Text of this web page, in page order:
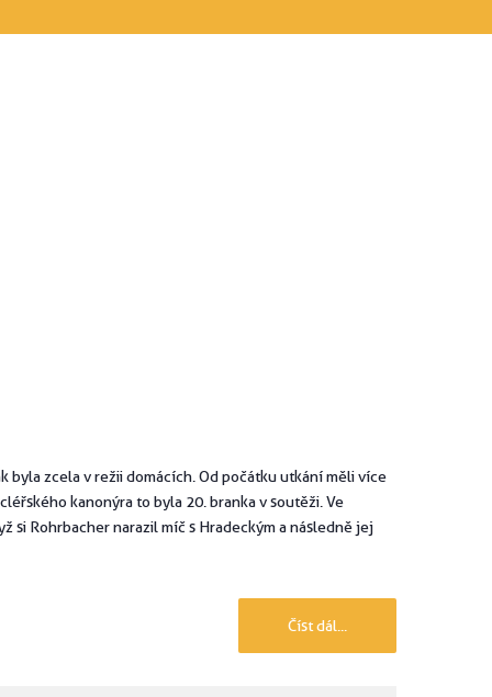
zcela v režii domácích. Od počátku utkání měli více
kanonýra to byla 20. branka v soutěži. Ve
si Rohrbacher narazil míč s Hradeckým a následně jej
Číst dál...